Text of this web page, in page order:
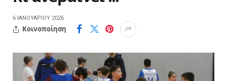
6 ΙΑΝΟΥΑΡΊΟΥ 2026
Κοινοποίηση